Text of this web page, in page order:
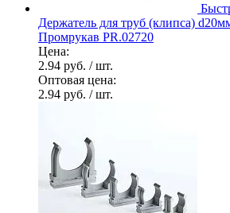
Держатель для труб (клипса)
Промрукав PR.02720
Цена:
2.94 руб. / шт.
Оптовая цена:
2.94 руб. / шт.